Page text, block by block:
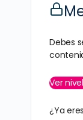
Debes
Ver
¿Ya